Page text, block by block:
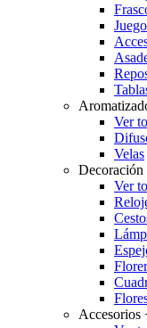
Ver
Velas
Decoración
Ver
Accesorios